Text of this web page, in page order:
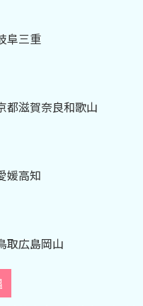
阜三重
都滋賀奈良和歌山
媛高知
取広島岡山